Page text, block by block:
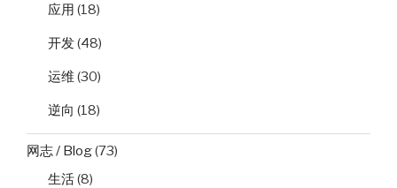
应用 (18)
开发(48)
运维 (30)
逆向 (18)
网志 / Blog(73)
生活(8)